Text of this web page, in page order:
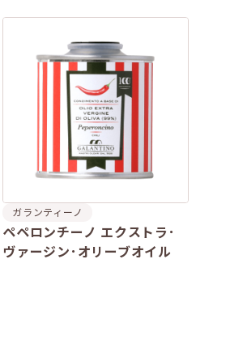
ガランティーノ
ペペロンチーノ エクストラ･
ヴァージン･オリーブオイル